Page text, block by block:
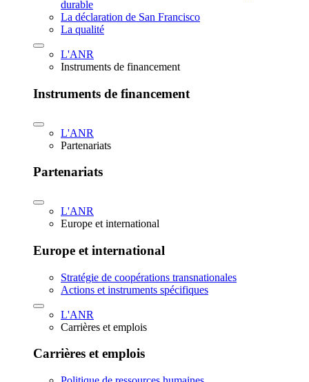
durable
La déclaration de San Francisco
La qualité
L'ANR
Instruments de financement
Instruments de financement
L'ANR
Partenariats
Partenariats
L'ANR
Europe et international
Europe et international
Stratégie de coopérations transnationales
Actions et instruments spécifiques
L'ANR
Carrières et emplois
Carrières et emplois